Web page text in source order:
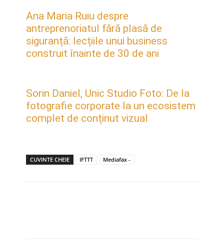
Ana Maria Ruiu despre
antreprenoriatul fără plasă de
siguranță: lecțiile unui business
construit înainte de 30 de ani
Sorin Daniel, Unic Studio Foto: De la
fotografie corporate la un ecosistem
complet de conținut vizual
CUVINTE CHEIE IFTTT Mediafax -